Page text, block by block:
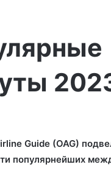
Guide (OAG)
популярнейших